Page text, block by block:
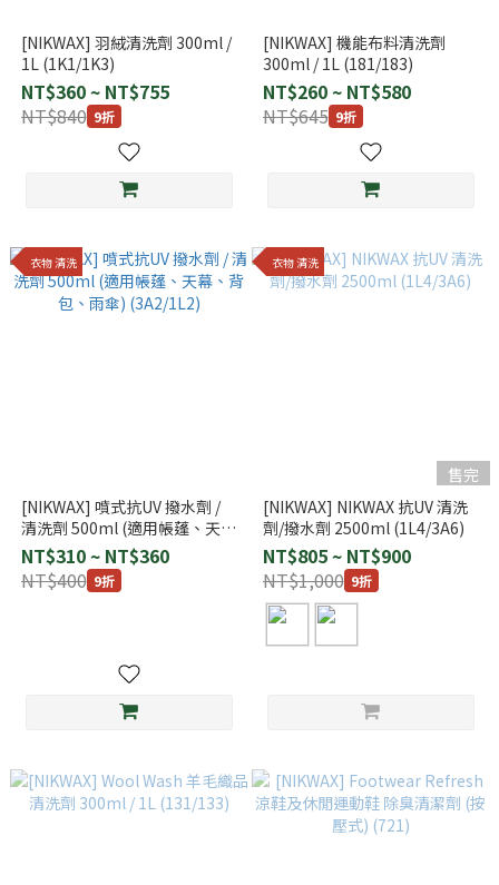
[NIKWAX] 羽絨清洗劑 300ml /
1L (1K1/1K3)
NT$360 ~ NT$755
NT$840 9折
[NIKWAX] 機能布料清洗劑
300ml / 1L (181/183)
NT$260 ~ NT$580
NT$645 9折
衣物 清洗
[NIKWAX] 噴式抗UV 撥水劑 /
清洗劑 500ml (適用帳蓬、天
幕、背包、雨傘) (3A2/1L2)
NT$310 ~ NT$360
NT$400 9折
衣物 清洗
售完
[NIKWAX] NIKWAX 抗UV 清洗
劑/撥水劑 2500ml (1L4/3A6)
NT$805 ~ NT$900
NT$1,000 9折